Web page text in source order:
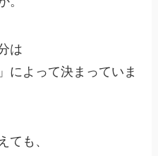
は
によって決まっていま
ても、